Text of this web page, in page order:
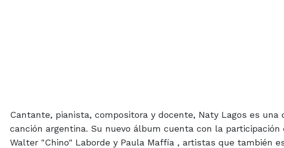
Cantante, pianista, compositora y docente, Naty Lagos es
canción argentina. Su nuevo álbum cuenta con la
Walter "Chino" Laborde y Paula Maffía , artistas que también